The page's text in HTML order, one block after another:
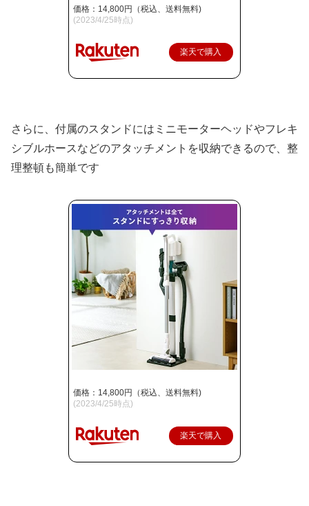
価格：14,800円（税込、送料無料)
(2023/4/25時点)
楽天で購入
さらに、付属のスタンドにはミニモーターヘッドやフレキ
シブルホースなどのアタッチメントを収納できるので、整
理整頓も簡単です
価格：14,800円（税込、送料無料)
(2023/4/25時点)
楽天で購入